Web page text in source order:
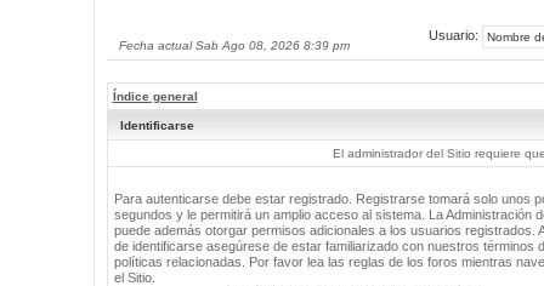
Fecha actual Sab Ago 08, 2026 8:39 pm
Usuario:
Índice general
Identificarse
El administrador del Sitio requiere
Para autenticarse debe estar registrado. Registrarse tomará solo unos
segundos y le permitirá un amplio acceso al sistema. La Administración
puede además otorgar permisos adicionales a los usuarios registrados.
de identificarse asegúrese de estar familiarizado con nuestros términos
políticas relacionadas. Por favor lea las reglas de los foros mientras
el Sitio.